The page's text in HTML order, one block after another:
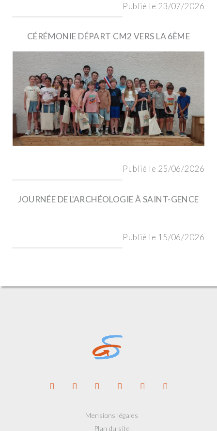
Publié le 23/07/2026
CÉRÉMONIE DÉPART CM2 VERS LA 6ÈME
Publié le 25/06/2026
JOURNÉE DE L'ARCHÉOLOGIE À SAINT-GENCE
Publié le 15/06/2026
Mensions légales
Plan du site